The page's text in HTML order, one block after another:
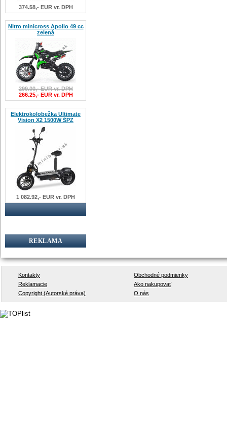
374.58,- EUR vr. DPH
Nitro minicross Apollo 49 cc
zelená
299.00,- EUR vr. DPH
266.25,- EUR vr. DPH
Elektrokolobežka Ultimate
Vision X2 1500W ŠPZ
1 082.92,- EUR vr. DPH
REKLAMA
Kontakty
Obchodné podmienky
Reklamacie
Ako nakupovať
Copyright (Autorské práva)
O nás